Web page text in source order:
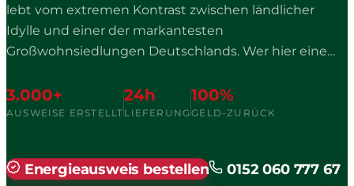
lebt vom extremen Kontrast zwischen ländlicher
Idylle und einer der markantesten
Großwohnsiedlungen Deutschlands. Wer hier eine
historischen Dorfkern mit landwirtschaftlicher
Prägung und die Hochhaussiedlung "Auf dem
Erstmals 1166 als "Meschingen" erwähnt, mit
3.000+
AUSWEISE ERSTELLT
24h
LIEFERUNG
100%
GELD-ZURÜCK
Energieausweis bestellen 0152 060 777 67